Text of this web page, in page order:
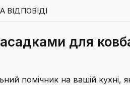
ВІДПОВІДІ
для
помічник на вашій